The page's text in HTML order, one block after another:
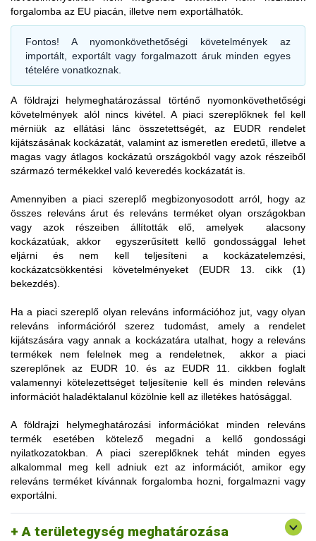
forgalomba az EU piacán, illetve nem exportálhatók.
Fontos! A nyomonkövethetőségi követelmények az
importált, exportált vagy forgalmazott áruk minden egyes
tételére vonatkoznak.
A földrajzi helymeghatározással történő nyomonkövethetőségi
követelmények alól nincs kivétel. A piaci szereplőknek fel kell
mérniük az ellátási lánc összetettségét, az EUDR rendelet
kijátszásának kockázatát, valamint az ismeretlen eredetű, illetve a
magas vagy átlagos kockázatú országokból vagy azok részeiből
származó termékekkel való keveredés kockázatát is.
Amennyiben a piaci szereplő megbizonyosodott arról, hogy az
összes releváns árut és releváns terméket olyan országokban
vagy azok részeiben állították elő, amelyek alacsony
kockázatúak, akkor egyszerűsített kellő gondossággal lehet
eljárni és nem kell teljesíteni a kockázatelemzési,
kockázatcsökkentési követelményeket (EUDR 13. cikk (1)
bekezdés).
Ha a piaci szereplő olyan releváns információhoz jut, vagy olyan
releváns információról szerez tudomást, amely a rendelet
kijátszására vagy annak a kockázatára utalhat, hogy a releváns
termékek nem felelnek meg a rendeletnek, akkor a piaci
szereplőnek az EUDR 10. és az EUDR 11. cikkben foglalt
valamennyi kötelezettséget teljesítenie kell és minden releváns
információt haladéktalanul közölnie kell az illetékes hatósággal.
A földrajzi helymeghatározási információkat minden releváns
termék esetében kötelező megadni a kellő gondossági
nyilatkozatokban. A piaci szereplőknek tehát minden egyes
alkalommal meg kell adniuk ezt az információt, amikor egy
releváns terméket kívánnak forgalomba hozni, forgalmazni vagy
exportálni.
A területegység meghatározása
A rendelet értelmében a földrajzi helymeghatározás tárgyát
képező „területegység” fogalmát az EUDR 2. cikk (27)
bekezdése a következőképpen határozza meg:
„adott ingatlanon található, az előállító ország joga által
elismert földterület, ahol kellőképpen homogén körülmények
vannak ahhoz, hogy összesített szinten értékelni lehessen az
erdőirtásnak és az erdőpusztulásnak az adott földterületen
előállított releváns árukhoz kapcsolódó kockázatát”.
termék előállításának dátumára vagy időtartományára
vonatkozó információkat nem kell feltüntetni a kellő
gondossági nyilatkozatban, de a piaci szereplőknek ezeket az
információkat össze kell gyűjteniük, rendszerezniük kell és öt
évig meg kell őrizniük őket (EUDR 9. cikk).
Szarvasmarha
információkat.
valamint a 2. cikk (14) bekezdésében szereplő „előállított”
fogalom meghatározásával összhangban az EUDR nem
vonatkozik a szarvasmarhára és a szarvasmarhából
származó termékekre, ha a szarvasmarha a rendelet
hatálybalépése előtt, azaz 2023. június 29. előtt született.